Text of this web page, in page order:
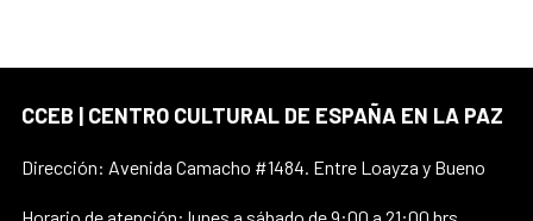
CCEB | CENTRO CULTURAL DE ESPAÑA EN LA PAZ
Dirección: Avenida Camacho #1484. Entre Loayza y Bueno